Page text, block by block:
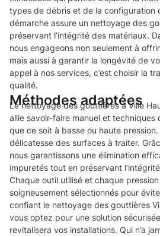
types de débris et de la configuration
démarche assure un nettoyage des
préservant l’intégrité des matériaux.
nous engageons non seulement à
mais aussi à garantir la longévité de
appel à nos services, c’est choisir la
qualité.
Méthodes adaptées
Le nettoyage des gouttières à Ville
allie savoir-faire manuel et techniques
que ce soit à basse ou haute
délicatesse des surfaces à traiter.
nous garantissons une élimination
impuretés tout en préservant
Chaque outil utilisé et chaque
soigneusement sélectionnés pour
confiant le nettoyage des gouttières
vous optez pour une solution
revitalisera vos installations. Qui n’a